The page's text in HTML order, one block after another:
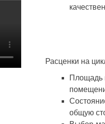
Расценки на
Площадь
общую